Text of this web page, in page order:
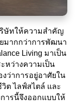
ริษัทให้ความสำคัญ
มากกว่าการพัฒนา
Living มาเป็น
หว่างความเป็น
ว่าการอยู่อาศัยใน
ต ไลฟ์สไตล์ และ
ารนี้จึงออกแบบให้